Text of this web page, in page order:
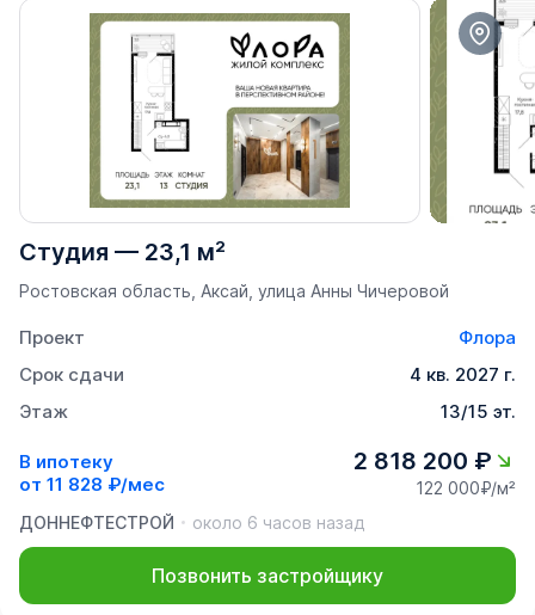
Студия — 23,1 м²
Ростовская область, Аксай, улица Анны Чичеровой
Проект
Флора
Срок сдачи
4 кв. 2027 г.
Этаж
13/15 эт.
В ипотеку
от 11 828 ₽/мес
2 818 200 ₽
122 000₽/м²
ДОННЕФТЕСТРОЙ
около 6 часов назад
Позвонить застройщику